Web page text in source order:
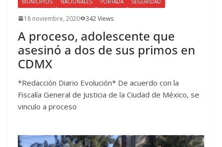
MUNICIPIOS NACIONALES PORTADA SEGURIDAD
18 noviembre, 2020 342 Views
A proceso, adolescente que
asesinó a dos de sus primos en
CDMX
*Redacción Diario Evolución* De acuerdo con la
Fiscalía General de Justicia de la Ciudad de México, se
vinculo a proceso